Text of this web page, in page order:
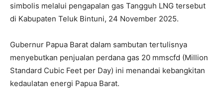
simbolis melalui pengapalan gas Tangguh LNG tersebut
di Kabupaten Teluk Bintuni, 24 November 2025.
Gubernur Papua Barat dalam sambutan tertulisnya
menyebutkan penjualan perdana gas 20 mmscfd (Million
Standard Cubic Feet per Day) ini menandai kebangkitan
kedaulatan energi Papua Barat.